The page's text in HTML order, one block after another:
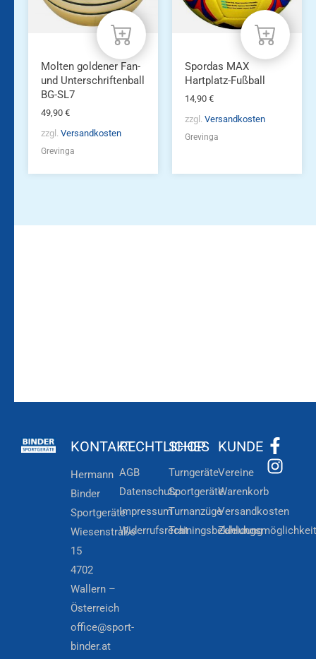
Molten goldener Fan-
und Unterschriftenball
BG-SL7
49,90 €
zzgl. Versandkosten
Grevinga
Spordas MAX
Hartplatz-Fußball
14,90 €
zzgl. Versandkosten
Grevinga
KONTAKT
Hermann
Binder
Sportgeräte
Wiesenstraße
15
4702
Wallern –
Österreich
office@sport-
binder.at
RECHTLICHES
AGB
Datenschutz
Impressum
Widerrufsrecht
SHOP
Turngeräte
Sportgeräte
Turnanzüge
Trainingsbekleidung
KUNDE
Vereine
Warenkorb
Versandkosten